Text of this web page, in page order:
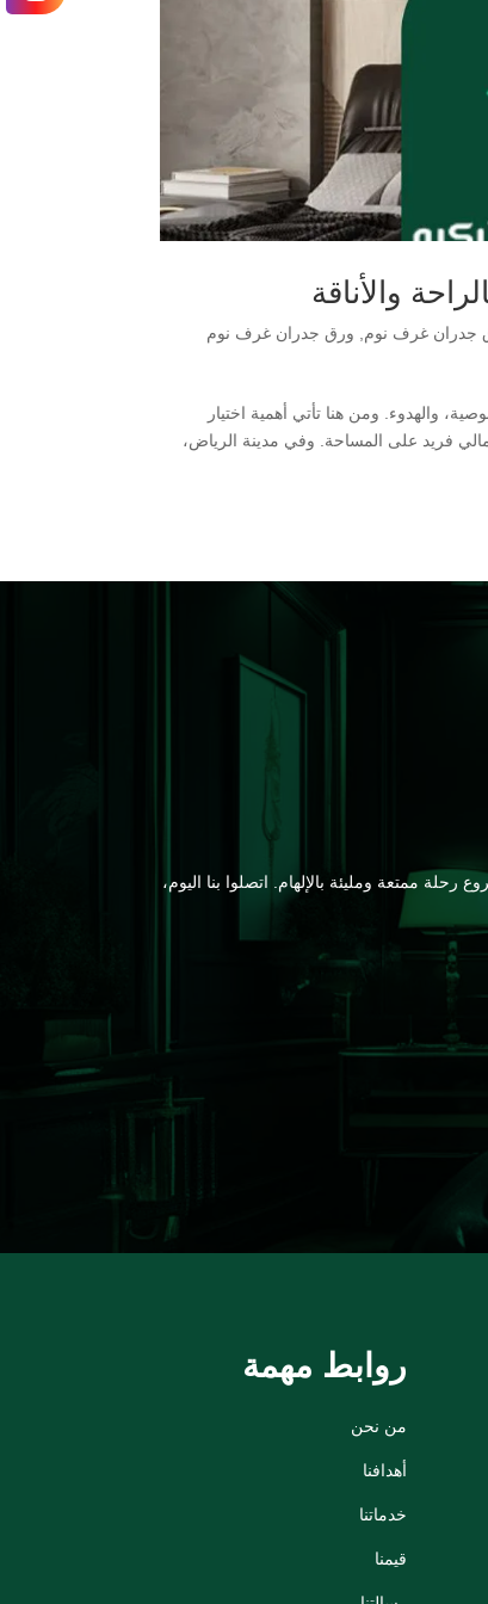
والأناقة
جدران غرف نوم, ورق جدران غرف نوم
والهدوء. ومن هنا تأتي أهمية اختيار
فريد على المساحة. وفي مدينة الرياض،
ممتعة ومليئة بالإلهام. اتصلوا بنا اليوم،
روابط مهمة
من نحن
أهدافنا
خدماتنا
قيمنا